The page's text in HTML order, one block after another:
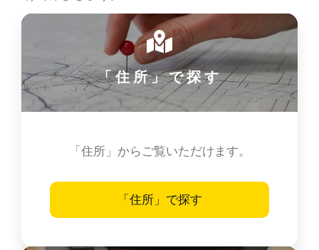
「住所」で探す
「住所」からご覧いただけます。
「住所」で探す